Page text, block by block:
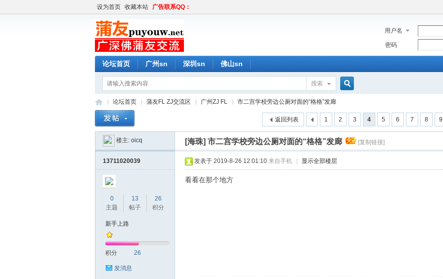
设为首页 收藏本站 广告联系QQ：
用户名
密码
论坛首页 广州sn 深圳sn 佛山sn
搜索
索
»
论坛首页
›
蒲友FL ZJ交流区
›
广州ZJ FL
›
市二宫学校旁边公厕对面的“格格”发廊
1 2 3 4 5 6 7 8 9
返回列表
楼主: oicq [海珠] 市二宫学校旁边公厕对面的“格格”发廊 [复制链接]
13711020039
0
主题
13
帖子
26
积分
新手上路
积分 26
发消息
发表于 2019-8-26 12:01:10 来自手机 显示全部楼层
看看在那个地方